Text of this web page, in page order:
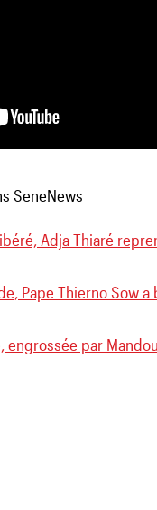
Adja Thiaré
Pape Thierno Sow a
engrossée par